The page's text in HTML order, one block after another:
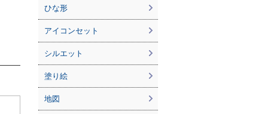
ひな形
アイコンセット
シルエット
塗り絵
地図